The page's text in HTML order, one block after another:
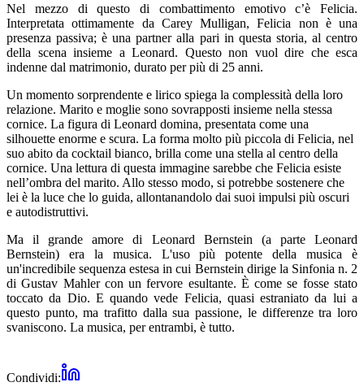
Nel mezzo di questo di combattimento emotivo c’è Felicia.
Interpretata ottimamente da Carey Mulligan, Felicia non è una
presenza passiva; è una partner alla pari in questa storia, al centro
della scena insieme a Leonard. Questo non vuol dire che esca
indenne dal matrimonio, durato per più di 25 anni.
Un momento sorprendente e lirico spiega la complessità della loro
relazione. Marito e moglie sono sovrapposti insieme nella stessa
cornice. La figura di Leonard domina, presentata come una
silhouette enorme e scura. La forma molto più piccola di Felicia, nel
suo abito da cocktail bianco, brilla come una stella al centro della
cornice. Una lettura di questa immagine sarebbe che Felicia esiste
nell’ombra del marito. Allo stesso modo, si potrebbe sostenere che
lei è la luce che lo guida, allontanandolo dai suoi impulsi più oscuri
e autodistruttivi.
Ma il grande amore di Leonard Bernstein (a parte Leonard
Bernstein) era la musica. L'uso più potente della musica è
un'incredibile sequenza estesa in cui Bernstein dirige la Sinfonia n. 2
di Gustav Mahler con un fervore esultante. È come se fosse stato
toccato da Dio. E quando vede Felicia, quasi estraniato da lui a
questo punto, ma trafitto dalla sua passione, le differenze tra loro
svaniscono. La musica, per entrambi, è tutto.
Condividi: